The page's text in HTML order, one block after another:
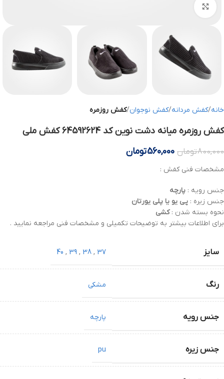
خانه کفش مردانه کفش نوجوان کفش روزمره
کفش روزمره میانه دشت نوین کد 64592624 کفش ملی
800,000تومان 560,000تومان
مشخصات فنی کفش :
جنس رویه : پارچه
جنس زیره : پی یو یا پلی یورتان
نحوه بسته شدن :کشی
برای اطلاعات بیشتر به توضیحات تکمیلی و مشخصات فنی مراجعه نمایید .
سایز 37
,
38
,
39
,
40
رنگ مشکی
جنس رویه پارچه
جنس زیره pu